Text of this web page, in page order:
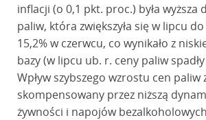
inflacji (o 0,1 pkt. proc.) była wyższa
paliw, która zwiększyła się w lipcu
15,2% w czerwcu, co wynikało z
bazy (w lipcu ub. r. ceny paliw
Wpływ szybszego wzrostu cen paliw
skompensowany przez niższą
żywności i napojów